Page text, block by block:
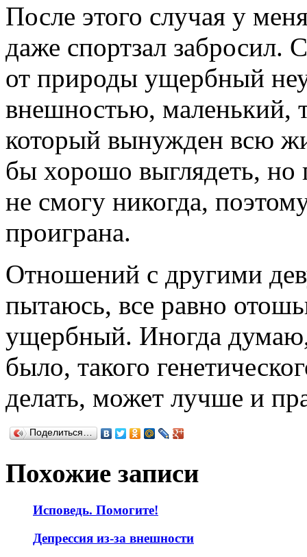
После этого случая у
даже спортзал забросил.
от природы ущербный
внешностью, маленький,
который вынужден всю
бы хорошо выглядеть, но
не смогу никогда,
проиграна.
Отношений с другими
пытаюсь, все равно
ущербный. Иногда
было, такого
делать, может лучше и
Поделиться…
Похожие записи
Исповедь. Помогите!
Депрессия из-за внешности